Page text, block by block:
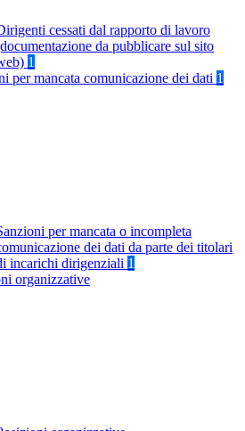
cessati dal rapporto di lavoro
da pubblicare sul sito
1
per mancata comunicazione dei dati 1
per mancata o incompleta
dei dati da parte dei titolari
incarichi dirigenziali 1
organizzative